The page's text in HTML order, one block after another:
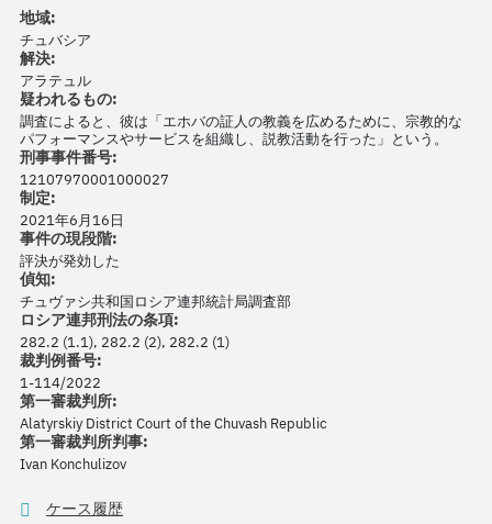
地域:
チュバシア
解決:
アラテュル
疑われるもの:
調査によると、彼は「エホバの証人の教義を広めるために、宗教的な
パフォーマンスやサービスを組織し、説教活動を行った」という。
刑事事件番号:
12107970001000027
制定:
2021年6月16日
事件の現段階:
評決が発効した
偵知:
チュヴァシ共和国ロシア連邦統計局調査部
ロシア連邦刑法の条項:
282.2 (1.1), 282.2 (2), 282.2 (1)
裁判例番号:
1-114/2022
第一審裁判所:
Alatyrskiy District Court of the Chuvash Republic
第一審裁判所判事:
Ivan Konchulizov
ケース履歴